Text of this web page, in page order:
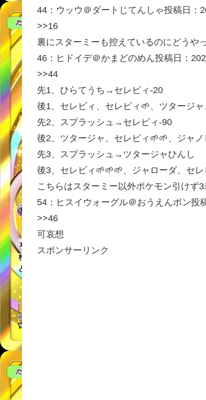
44： ウッウ＠ダートじてんしゃ投稿日：
>>16
裏にスターミーも控えているのにどうや
46： ヒドイデ＠かまどのめん投稿日：
>>44
先1、ひらてうち→セレビィ-20
後1、セレビィ、セレビィ🌱、ツタージャ
先2、スプラッシュ→セレビィ-90
後2、ツタージャ、セレビィ🌱🌱、ジャ
先3、スプラッシュ→ツタージャひんし
後3、セレビィ🌱🌱🌱、ジャローダ、セ
こちらはスターミー以外ポケモン引けず
54： ヒスイウォーグル＠おうえんポン投
>>46
可哀想
スポンサーリンク